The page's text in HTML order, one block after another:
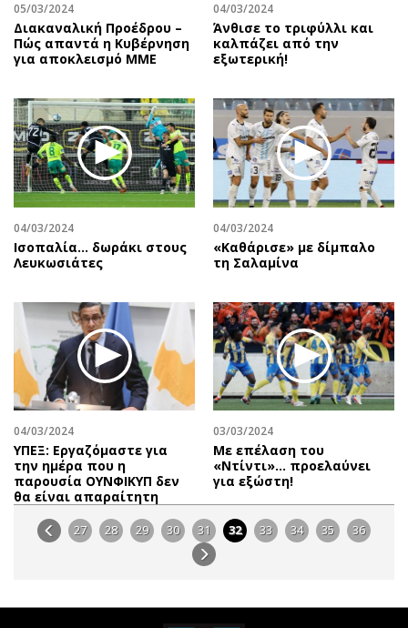
05/03/2024
Διακαναλική Προέδρου –
Πώς απαντά η Κυβέρνηση
για αποκλεισμό ΜΜΕ
04/03/2024
Άνθισε το τριφύλλι και
καλπάζει από την
εξωτερική!
04/03/2024
Ισοπαλία… δωράκι στους
Λευκωσιάτες
04/03/2024
«Καθάρισε» με δίμπαλο
τη Σαλαμίνα
04/03/2024
ΥΠΕΞ: Εργαζόμαστε για
την ημέρα που η
παρουσία ΟΥΝΦΙΚΥΠ δεν
θα είναι απαραίτητη
03/03/2024
Με επέλαση του
«Ντίντι»… προελαύνει
για εξώστη!
27 28 29 30 31 32 33 34 35 36